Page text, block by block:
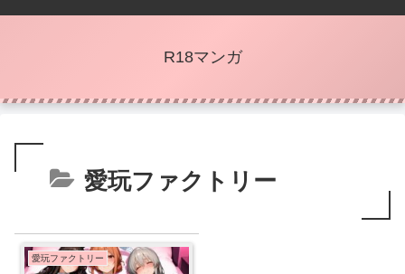
R18マンガ
愛玩ファクトリー
愛玩ファクトリー